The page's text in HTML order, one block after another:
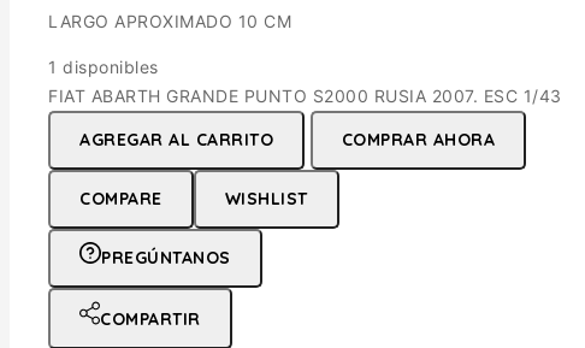
LARGO APROXIMADO 10 CM
1 disponibles
FIAT ABARTH GRANDE PUNTO S2000 RUSIA 2007. ESC 1/43
AGREGAR AL CARRITO COMPRAR AHORA
COMPARE WISHLIST
PREGÚNTANOS
COMPARTIR